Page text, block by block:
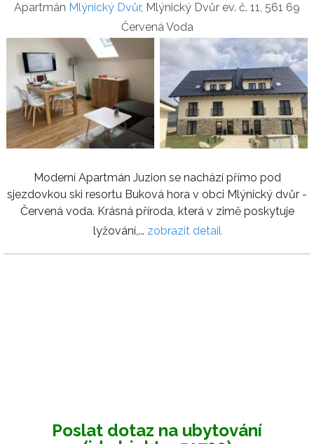
Apartmán Mlýnický Dvůr, Mlýnický Dvůr ev. č. 11, 561 69
Červená Voda
Moderní Apartmán Juzion se nachází přímo pod
sjezdovkou ski resortu Buková hora v obci Mlýnický dvůr -
Červená voda. Krásná příroda, která v zimě poskytuje
lyžování,... zobrazit detail
Poslat dotaz na ubytování